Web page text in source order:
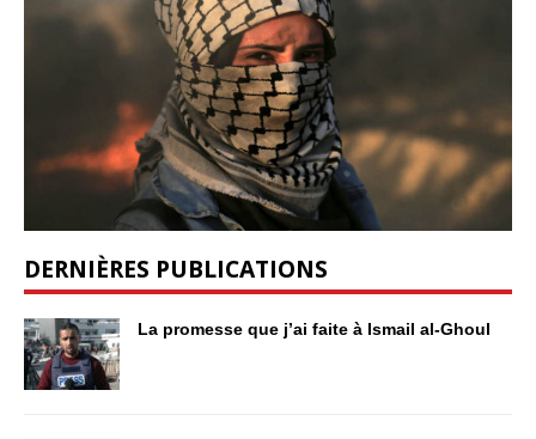
DERNIÈRES PUBLICATIONS
La promesse que j’ai faite à Ismail al-Ghoul